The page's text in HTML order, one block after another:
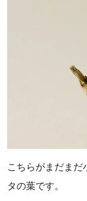
こちらがまだまだ
タの葉です。